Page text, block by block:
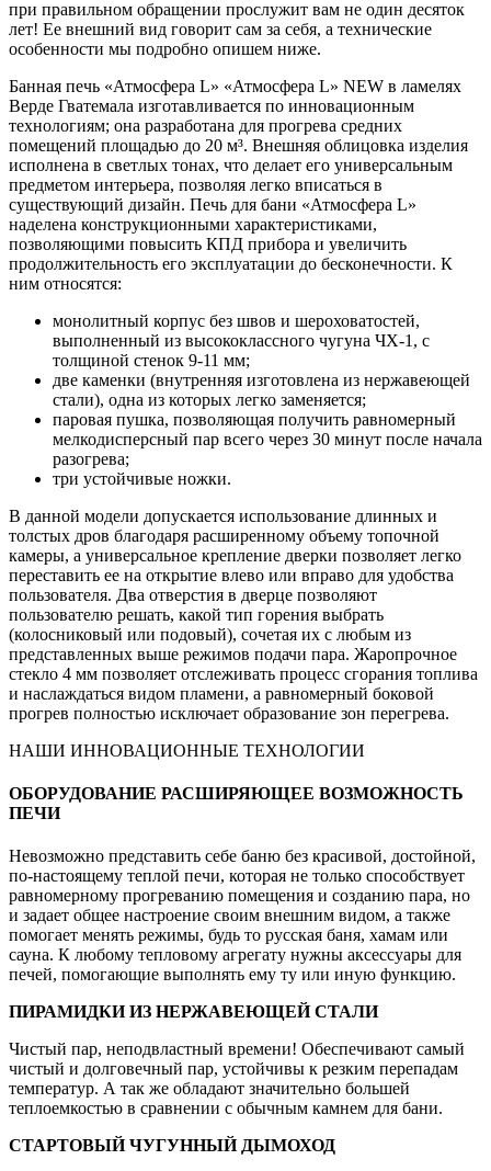
при правильном обращении прослужит вам не один десяток
лет! Ее внешний вид говорит сам за себя, а технические
особенности мы подробно опишем ниже.
Банная печь «Атмосфера L» «Атмосфера L» NEW в ламелях
Верде Гватемала изготавливается по инновационным
технологиям; она разработана для прогрева средних
помещений площадью до 20 м³. Внешняя облицовка изделия
исполнена в светлых тонах, что делает его универсальным
предметом интерьера, позволяя легко вписаться в
существующий дизайн. Печь для бани «Атмосфера L»
наделена конструкционными характеристиками,
позволяющими повысить КПД прибора и увеличить
продолжительность его эксплуатации до бесконечности. К
ним относятся:
монолитный корпус без швов и шероховатостей,
выполненный из высококлассного чугуна ЧХ-1, с
толщиной стенок 9-11 мм;
две каменки (внутренняя изготовлена из нержавеющей
стали), одна из которых легко заменяется;
паровая пушка, позволяющая получить равномерный
мелкодисперсный пар всего через 30 минут после начала
разогрева;
три устойчивые ножки.
В данной модели допускается использование длинных и
толстых дров благодаря расширенному объему топочной
камеры, а универсальное крепление дверки позволяет легко
переставить ее на открытие влево или вправо для удобства
пользователя. Два отверстия в дверце позволяют
пользователю решать, какой тип горения выбрать
(колосниковый или подовый), сочетая их с любым из
представленных выше режимов подачи пара. Жаропрочное
стекло 4 мм позволяет отслеживать процесс сгорания топлива
и наслаждаться видом пламени, а равномерный боковой
прогрев полностью исключает образование зон перегрева.
НАШИ ИННОВАЦИОННЫЕ ТЕХНОЛОГИИ
ОБОРУДОВАНИЕ РАСШИРЯЮЩЕЕ ВОЗМОЖНОСТЬ
ПЕЧИ
Невозможно представить себе баню без красивой, достойной,
по-настоящему теплой печи, которая не только способствует
равномерному прогреванию помещения и созданию пара, но
и задает общее настроение своим внешним видом, а также
помогает менять режимы, будь то русская баня, хамам или
сауна. К любому тепловому агрегату нужны аксессуары для
печей, помогающие выполнять ему ту или иную функцию.
ПИРАМИДКИ ИЗ НЕРЖАВЕЮЩЕЙ СТАЛИ
Чистый пар, неподвластный времени! Обеспечивают самый
чистый и долговечный пар, устойчивы к резким перепадам
температур. А так же обладают значительно большей
теплоемкостью в сравнении с обычным камнем для бани.
СТАРТОВЫЙ ЧУГУННЫЙ ДЫМОХОД